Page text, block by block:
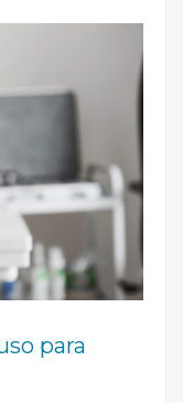
para